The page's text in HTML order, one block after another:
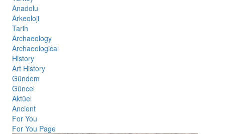
Anadolu
Arkeoloji
Tarih
Archaeology
Archaeological
History
Art History
Gündem
Güncel
Aktüel
Ancient
For You
For You Page